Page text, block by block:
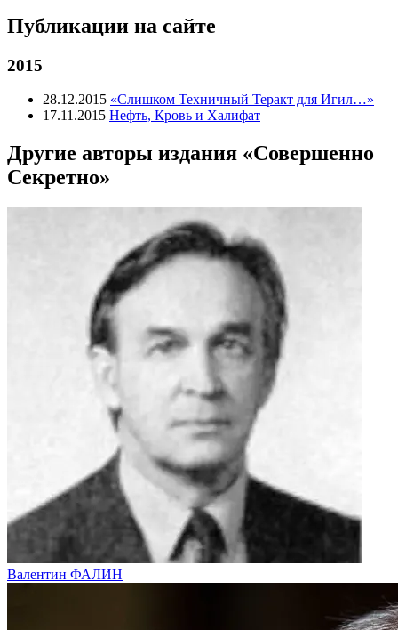
Публикации на сайте
2015
28.12.2015 «Слишком Техничный Теракт для Игил…»
17.11.2015 Нефть, Кровь и Халифат
Другие авторы издания «Совершенно
Секретно»
Валентин ФАЛИН